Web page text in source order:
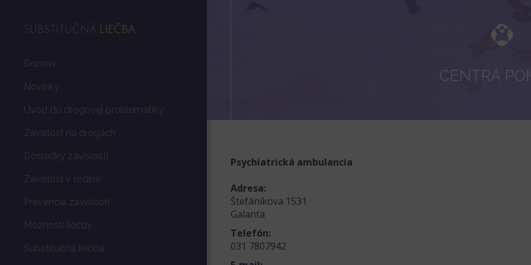
SUBSTITUČNÁ LIEČBA
Domov
Novinky
Úvod do drogovej problematiky
Závislosť na drogách
Dôsledky závislosti
Závislosť v rodine
Prevencia závislosti
Možnosti liečby
Substitučná liečba
CENTRÁ
Psychiatrická ambulancia
Adresa:
Štefánikova 1531
Galanta
Telefón:
031 7807942